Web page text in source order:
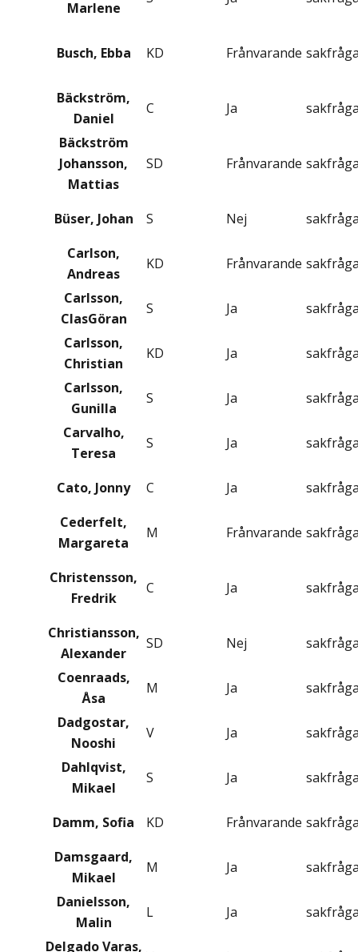
Marlene
Busch, Ebba KD Frånvarande
Bäckström,
Daniel
C Ja
Bäckström
Johansson,
Mattias
SD Frånvarande
Büser, Johan S Nej
Carlson,
Andreas
KD Frånvarande
Carlsson,
ClasGöran
S Ja
Carlsson,
Christian
KD Ja
Carlsson,
Gunilla
S Ja
Carvalho,
Teresa
S Ja
Cato, Jonny C Ja
Cederfelt,
Margareta
M Frånvarande
Christensson,
Fredrik
C Ja
Christiansson,
Alexander
SD Nej
Coenraads,
Åsa
M Ja
Dadgostar,
Nooshi
V Ja
Dahlqvist,
Mikael
S Ja
Damm, Sofia KD Frånvarande
Damsgaard,
Mikael
M Ja
Danielsson,
Malin
L Ja
Delgado Varas,